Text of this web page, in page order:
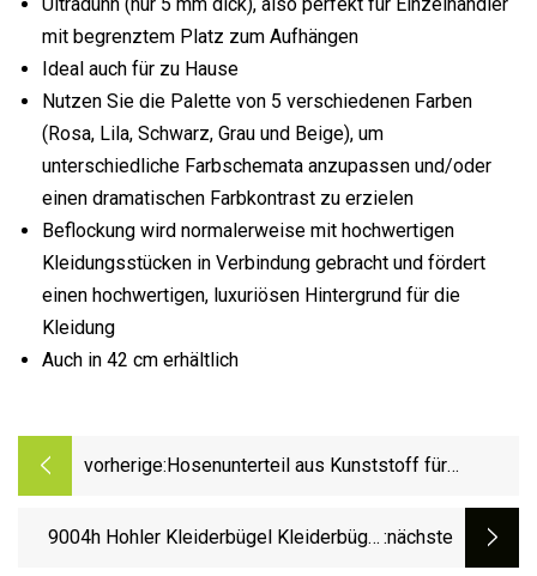
mit begrenztem Platz zum Aufhängen
Ideal auch für zu Hause
Nutzen Sie die Palette von 5 verschiedenen Farben
(Rosa, Lila, Schwarz, Grau und Beige), um
unterschiedliche Farbschemata anzupassen und/oder
einen dramatischen Farbkontrast zu erzielen
Beflockung wird normalerweise mit hochwertigen
Kleidungsstücken in Verbindung gebracht und fördert
einen hochwertigen, luxuriösen Hintergrund für die
Kleidung
Auch in 42 cm erhältlich
vorherige: Hosenunterteil aus Kunststoff für
9004h Hohler Kleiderbügel Kleiderbügel :nächste